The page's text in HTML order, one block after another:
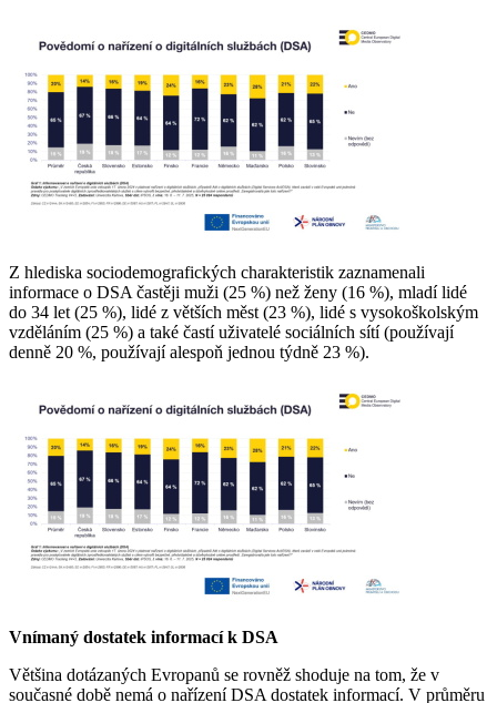
Z hlediska sociodemografických charakteristik zaznamenali
informace o DSA častěji muži (25 %) než ženy (16 %), mladí lidé
do 34 let (25 %), lidé z větších měst (23 %), lidé s vysokoškolským
vzděláním (25 %) a také častí uživatelé sociálních sítí (používají
denně 20 %, používají alespoň jednou týdně 23 %).
Vnímaný dostatek informací k DSA
Většina dotázaných Evropanů se rovněž shoduje na tom, že v
současné době nemá o nařízení DSA dostatek informací. V průměru